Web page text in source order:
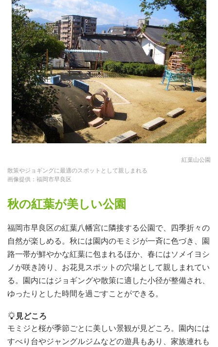
紅葉山公園
散策やジョギングに最適のスポットとして親しまれる
画像提供：福岡市早良区
秋の紅葉が美しい公園
福岡市早良区の紅葉八幡宮に隣接する公園で、四季折々の
自然が楽しめる。秋には園内のモミジが一斉に色づき、園
路一帯が鮮やかな紅葉に包まれるほか、春にはソメイヨシ
ノが咲き誇り、お花見スポットの穴場として親しまれてい
る。園内にはジョギングや散策に適した小径が整備され、
ゆったりとした時間を過ごすことができる。
見どころ
モミジと桜が季節ごとに美しい景観が見どころ。園内には
すべり台やジャングルジムなどの遊具もあり、家族連れも